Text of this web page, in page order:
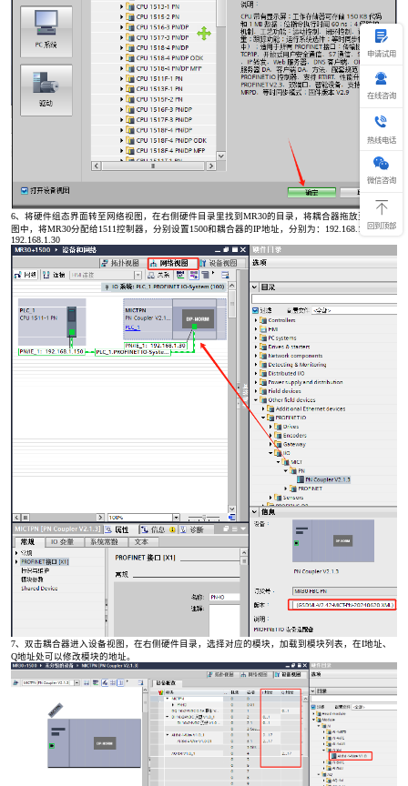
6、将硬件组态界面转至网络视图，在右侧硬件目录里找到MR30的目录，将耦合器拖放至网络视
图中，将MR30分配给1511控制器，分别设置1500和耦合器的IP地址，分别为：192.168.1.150、
192.168.1.30
7、双击耦合器进入设备视图，在右侧硬件目录，选择对应的模块，加载到模块列表，在I地址、
Q地址处可以修改模块的地址。
申请试用
在线咨询
热线电话
热
线
话
400-
微信咨询
回到顶部